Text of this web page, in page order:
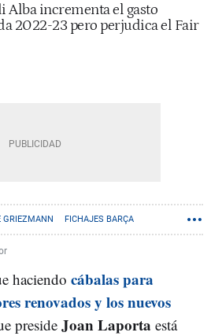
Alba incrementa el gasto
2022-23 pero perjudica el Fair
GRIEZMANN FICHAJES BARÇA
haciendo cábalas para
renovados y los nuevos
presideJoan Laporta está